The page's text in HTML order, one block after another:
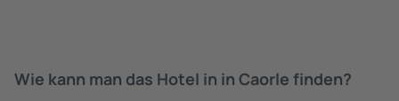
Wie kann man das Hotel in in Caorle finden?